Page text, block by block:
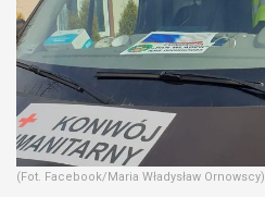
(Fot. Facebook/Maria Władysław Ornowscy)